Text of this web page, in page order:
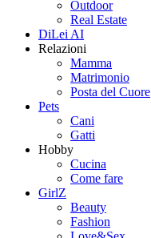
Outdoor
Real Estate
DiLei AI
Relazioni
Mamma
Matrimonio
Posta del Cuore
Pets
Cani
Gatti
Hobby
Cucina
Come fare
GirlZ
Beauty
Fashion